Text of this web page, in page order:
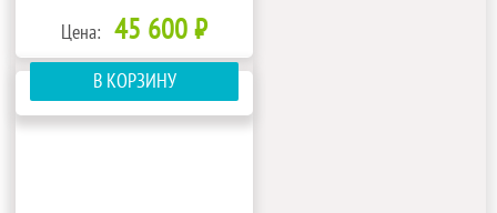
Цена: 45 600 ₽
В КОРЗИНУ